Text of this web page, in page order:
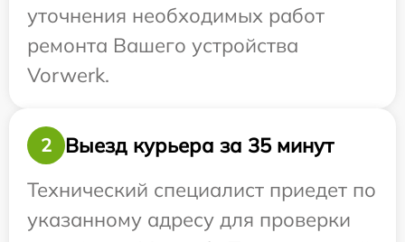
уточнения необходимых работ
ремонта Вашего устройства
Vorwerk.
2
Выезд курьера за 35 минут
Технический специалист приедет по
указанному адресу для проверки